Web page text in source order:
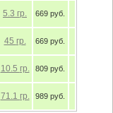
5.3 гр. 669 руб.
45 гр. 669 руб.
10.5 гр. 809 руб.
71.1 гр. 989 руб.